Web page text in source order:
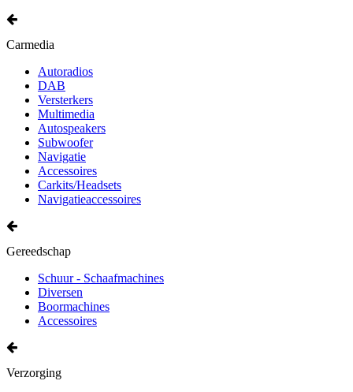
Carmedia
Autoradios
DAB
Versterkers
Multimedia
Autospeakers
Subwoofer
Navigatie
Accessoires
Carkits/Headsets
Navigatieaccessoires
Gereedschap
Schuur - Schaafmachines
Diversen
Boormachines
Accessoires
Verzorging